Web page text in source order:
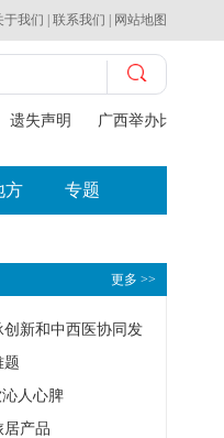
于我们 联系我们 网站地图
遗失声明 广西举办比赛探
方 专题
更多 >>
新和中西医协同发
题
人心脾
居产品